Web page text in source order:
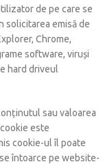
de pe care se
solicitarea emisă de
Chrome,
software, viruși
hard driveul
sau valoarea
este
cookie-ul îl poate
întoarce pe website-